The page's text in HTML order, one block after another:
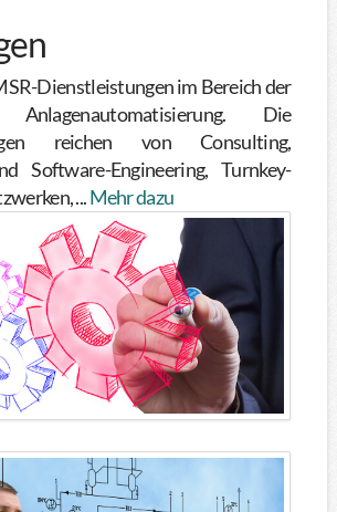
Dienstleistungen im Bereich der
Anlagenautomatisierung. Die
reichen von Consulting,
Software-Engineering, Turnkey-
...Mehr dazu